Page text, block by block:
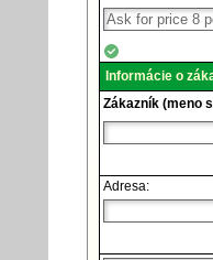
Informácie o
Zákazník (meno
Adresa: